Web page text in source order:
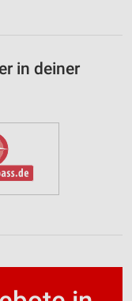
in deiner